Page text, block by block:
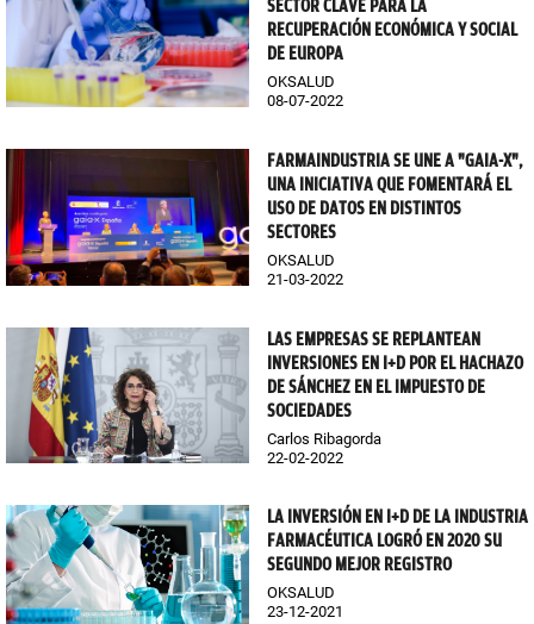
SECTOR CLAVE PARA LA
RECUPERACIÓN ECONÓMICA Y SOCIAL
DE EUROPA
OKSALUD
08-07-2022
FARMAINDUSTRIA SE UNE A "GAIA-X",
UNA INICIATIVA QUE FOMENTARÁ EL
USO DE DATOS EN DISTINTOS
SECTORES
OKSALUD
21-03-2022
LAS EMPRESAS SE REPLANTEAN
INVERSIONES EN I+D POR EL HACHAZO
DE SÁNCHEZ EN EL IMPUESTO DE
SOCIEDADES
Carlos Ribagorda
22-02-2022
LA INVERSIÓN EN I+D DE LA INDUSTRIA
FARMACÉUTICA LOGRÓ EN 2020 SU
SEGUNDO MEJOR REGISTRO
OKSALUD
23-12-2021